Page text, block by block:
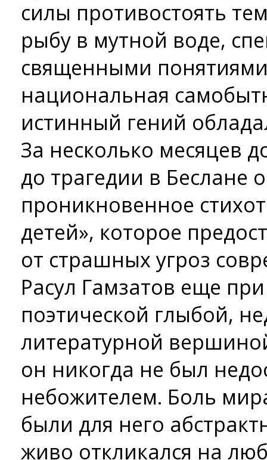
силы противостоять
рыбу в мутной воде,
священными
национальная
истинный гений
За несколько месяцев
до трагедии в Беслане
проникновенное
детей», которое
от страшных угроз
Расул Гамзатов еще
поэтической глыбой,
литературной
он никогда не был
небожителем. Боль
были для него
живо откликался на